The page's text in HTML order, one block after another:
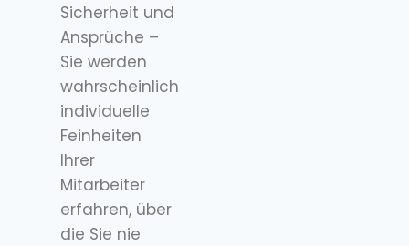
Sicherheit und
Ansprüche –
Sie werden
wahrscheinlich
individuelle
Feinheiten
Ihrer
Mitarbeiter
erfahren, über
die Sie nie